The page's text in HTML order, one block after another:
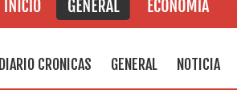
DIARIO CRONICAS GENERAL NOTICIA